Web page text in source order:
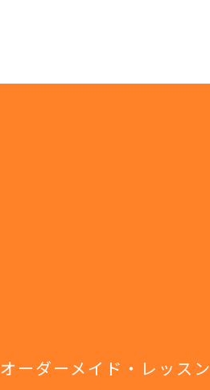
オーダーメイド・レッスン